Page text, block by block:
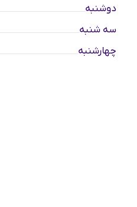
دوشنبه
سه شنبه
چهارشنبه